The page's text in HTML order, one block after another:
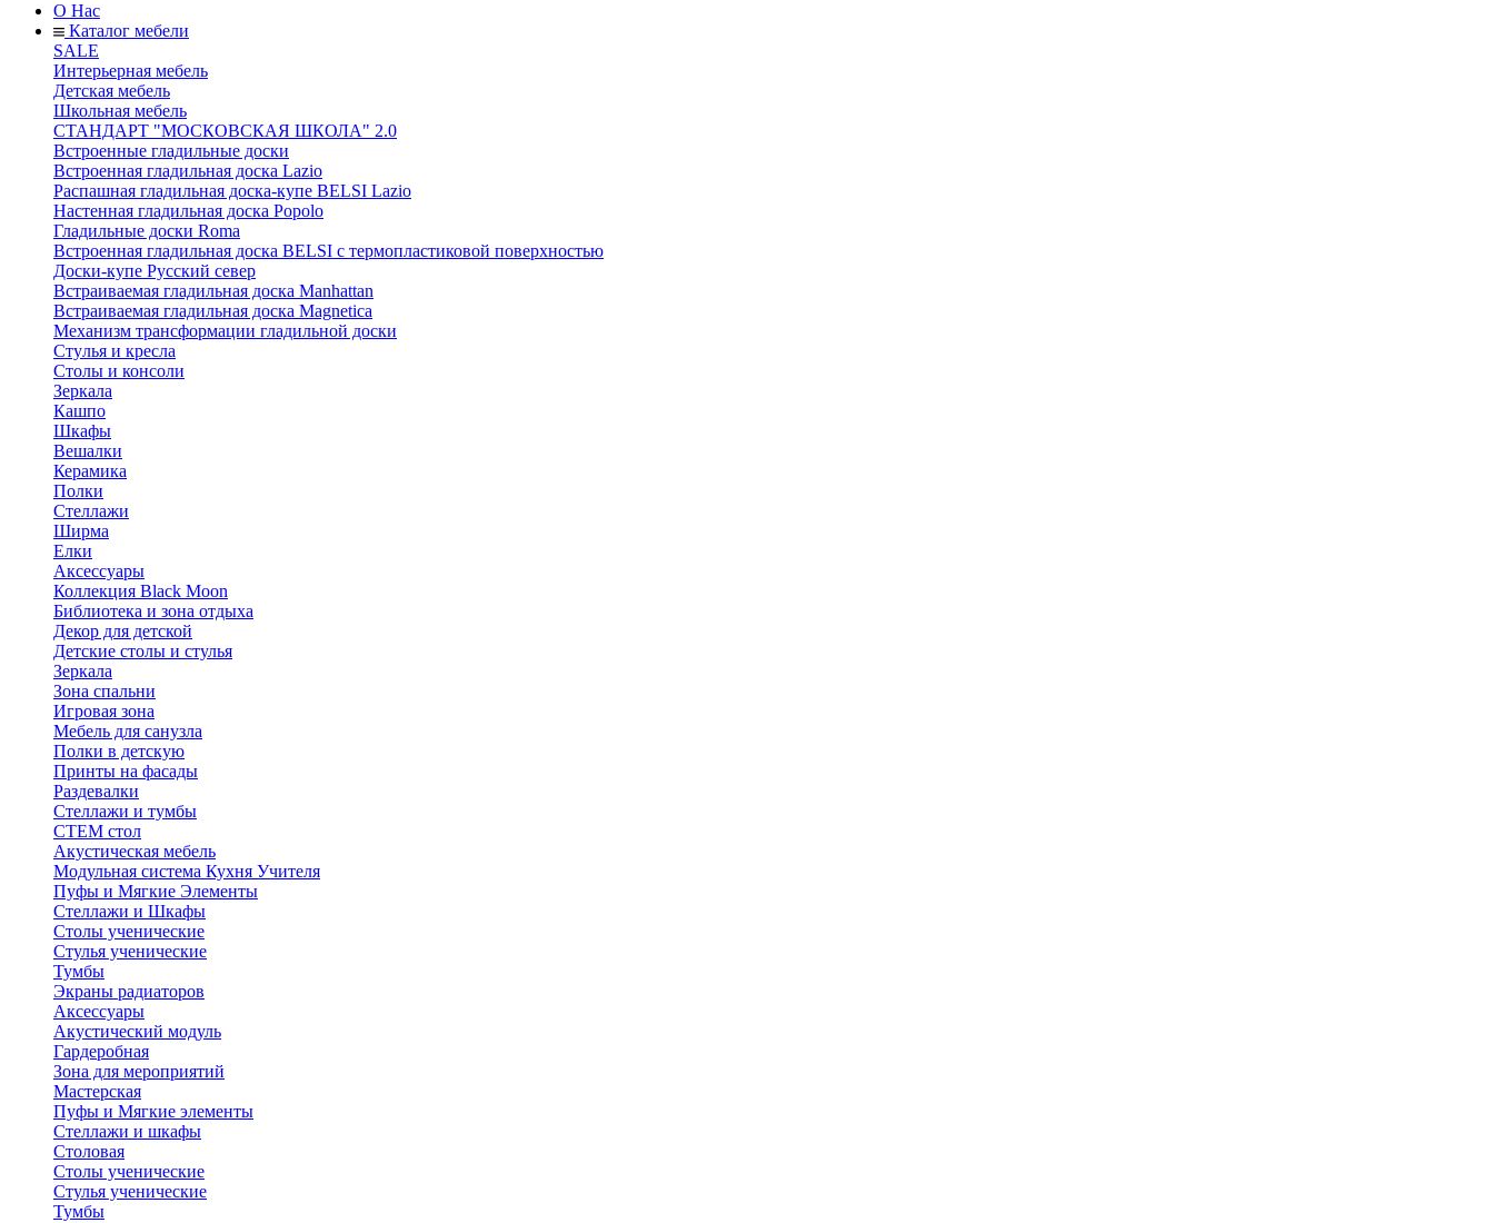
О Нас
Каталог мебели
SALE
Интерьерная мебель
Детская мебель
Школьная мебель
СТАНДАРТ "МОСКОВСКАЯ ШКОЛА" 2.0
Встроенные гладильные доски
Встроенная гладильная доска Lazio
Распашная гладильная доска-купе BELSI Lazio
Настенная гладильная доска Popolo
Гладильные доски Roma
Встроенная гладильная доска BELSI с термопластиковой поверхностью
Доски-купе Русский север
Встраиваемая гладильная доска Manhattan
Встраиваемая гладильная доска Magnetica
Механизм трансформации гладильной доски
Стyлья и кресла
Столы и консоли
Зеркала
Кашпо
Шкафы
Вешалки
Керамика
Полки
Стеллажи
Ширма
Елки
Аксессуары
Коллекция Black Moon
Библиотека и зона отдыха
Декор для детской
Детские столы и стулья
Зеркала
Зона спальни
Игровая зона
Мебель для санузла
Полки в детскую
Принты на фасады
Раздевалки
Стеллажи и тумбы
СТЕМ стол
Акустическая мебель
Модульная система Кухня Учителя
Пуфы и Мягкие Элементы
Стеллажи и Шкафы
Столы ученические
Стулья ученические
Тумбы
Экраны радиаторов
Аксессуары
Акустический модуль
Гардеробная
Зона для мероприятий
Мастерская
Пуфы и Мягкие элементы
Стеллажи и шкафы
Столовая
Столы ученические
Стулья ученические
Тумбы